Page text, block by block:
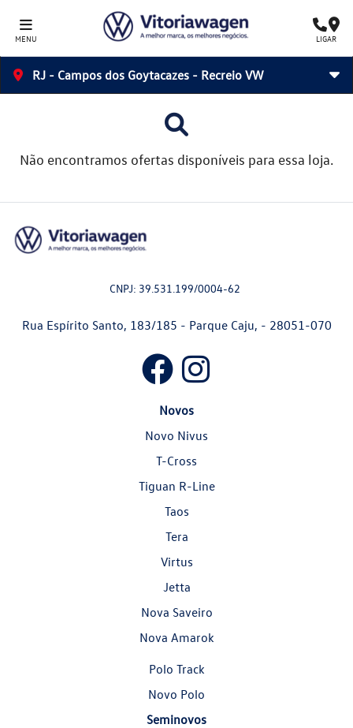
MENU LIGAR
RJ - Campos dos Goytacazes - Recreio VW
Não encontramos ofertas disponíveis para essa loja.
CNPJ: 39.531.199/0004-62
Rua Espírito Santo, 183/185 - Parque Caju, - 28051-070
Novos
Novo Nivus
T-Cross
Tiguan R-Line
Taos
Tera
Virtus
Jetta
Nova Saveiro
Nova Amarok
Polo Track
Novo Polo
Seminovos